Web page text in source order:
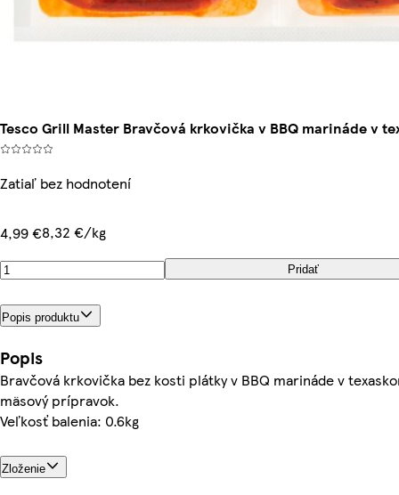
Tesco Grill Master Bravčová krkovička v BBQ marináde v
Zatiaľ bez hodnotení
4,99 €8,32 €/kg
Pridať
Popis produktu
Popis
Bravčová krkovička bez kosti plátky v BBQ marináde v
mäsový prípravok.
Veľkosť balenia: 0.6kg
Zloženie